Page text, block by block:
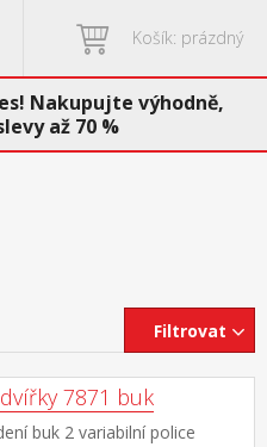
Košík: prázdný
Nakupujte výhodně,
až 70 %
Filtrovat
7871 buk
buk 2 variabilní police